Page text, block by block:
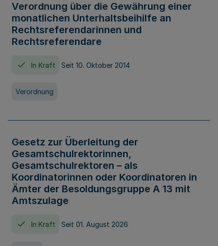
Verordnung über die Gewährung einer
monatlichen Unterhaltsbeihilfe an
Rechtsreferendarinnen und
Rechtsreferendare
In Kraft Seit 10. Oktober 2014
Verordnung
Gesetz zur Überleitung der
Gesamtschulrektorinnen,
Gesamtschulrektoren – als
Koordinatorinnen oder Koordinatoren in
Ämter der Besoldungsgruppe A 13 mit
Amtszulage
In Kraft Seit 01. August 2026